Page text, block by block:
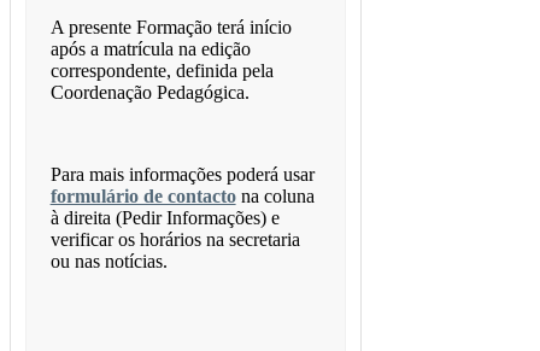
A presente Formação terá início
após a matrícula na edição
correspondente, definida pela
Coordenação Pedagógica.
Para mais informações poderá usar
formulário de contactona coluna
à direita (Pedir Informações) e
verificar os horários na secretaria
ou nas notícias.